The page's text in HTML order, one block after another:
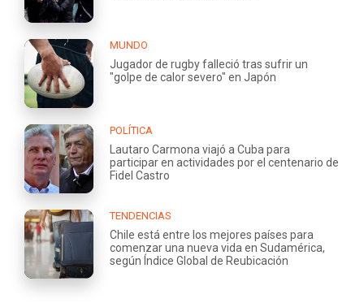
MUNDO
Jugador de rugby falleció tras sufrir un
"golpe de calor severo" en Japón
POLÍTICA
Lautaro Carmona viajó a Cuba para
participar en actividades por el centenario de
Fidel Castro
TENDENCIAS
Chile está entre los mejores países para
comenzar una nueva vida en Sudamérica,
según Índice Global de Reubicación